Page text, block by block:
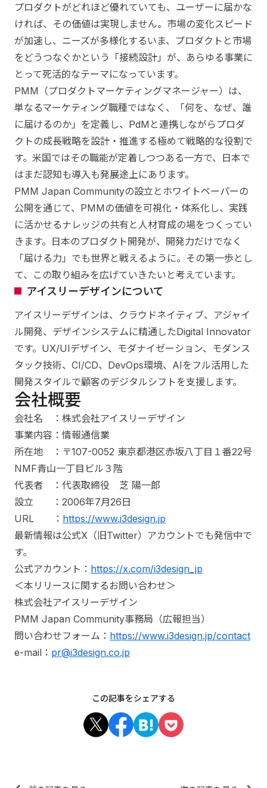
プロダクトがどれほど優れていても、ユーザーに届かな
ければ、その価値は実現しません。市場の変化スピード
が加速し、ニーズが多様化するいま、プロダクトと市場
をどうつなぐかという「接続設計」が、あらゆる事業に
とって死活的なテーマになっています。
PMM（プロダクトマーケティングマネージャー）は、
単なるマーケティング職種ではなく、「何を、なぜ、誰
に届けるのか」を定義し、PdMと連携しながらプロダ
クトの成長戦略を設計・推進する極めて戦略的な役割で
す。米国ではその職能が定着しつつある一方で、日本で
はまだ認知も導入も発展途上にあります。
PMM Japan Communityの設立とホワイトペーパーの
公開を通じて、PMMの価値を可視化・体系化し、実践
に活かせるナレッジの共有と人材育成の場をつくってい
きます。日本のプロダクト開発が、開発力だけでなく
「届ける力」でも世界と戦えるように。その第一歩とし
て、この取り組みを広げていきたいと考えています。
アイスリーデザインについて
アイスリーデザインは、クラウドネイティブ、アジャイ
ル開発、デザインシステムに精通したDigital Innovator
です。UX/UIデザイン、モダナイゼーション、モダンス
タック技術、CI/CD、DevOps環境、AIをフル活用した
開発スタイルで顧客のデジタルシフトを支援します。
会社概要
会社名 ：株式会社アイスリーデザイン
事業内容：情報通信業
所在地 ：〒107-0052 東京都港区赤坂八丁目１番22号
NMF青山一丁目ビル３階
代表者 ：代表取締役 芝 陽一郎
設立 ：2006年7月26日
URL ： https://www.i3design.jp
最新情報は公式X（旧Twitter）アカウントでも発信中で
す。
公式アカウント： https://x.com/i3design_jp
＜本リリースに関するお問い合わせ＞
株式会社アイスリーデザイン
PMM Japan Community事務局（広報担当）
問い合わせフォーム： https://www.i3design.jp/contact
e-mail： pr@i3design.co.jp
この記事をシェアする